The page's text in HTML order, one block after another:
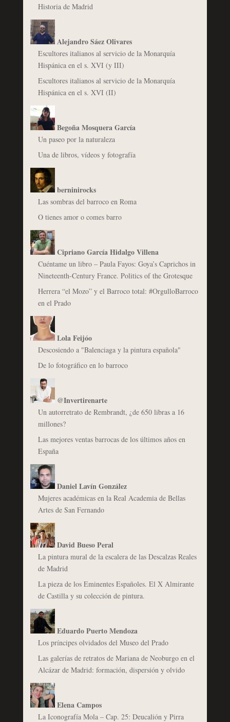
Historia de Madrid
Alejandro Sáez Olivares
Escultores italianos al servicio de la Monarquía
Hispánica en el s. XVI (y III)
Escultores italianos al servicio de la Monarquía
Hispánica en el s. XVI (II)
Begoña Mosquera García
Un paseo por la naturaleza
Una de libros, vídeos y fotografía
berninirocks
Las sombras del barroco en Roma
O tienes amor o comes barro
Cipriano García Hidalgo Villena
Cuéntame un libro – Paula Fayos: Goya’s Caprichos in
Nineteenth-Century France. Politics of the Grotesque
Herrera “el Mozo” y el Barroco total: #OrgulloBarroco
en el Prado
Lola Feijóo
Descosiendo a "Balenciaga y la pintura española"
De lo fotográfico en lo barroco
@Invertirenarte
Un autorretrato de Rembrandt, ¿de 650 libras a 16
millones?
Las mejores ventas barrocas de los últimos años en
España
Daniel Lavín González
Mujeres académicas en la Real Academia de Bellas
Artes de San Fernando
David Bueso Peral
La pintura mural de la escalera de las Descalzas Reales
de Madrid
La pieza de los Eminentes Españoles. El X Almirante
de Castilla y su colección de pintura.
Eduardo Puerto Mendoza
Los príncipes olvidados del Museo del Prado
Las galerías de retratos de Mariana de Neoburgo en el
Alcázar de Madrid: formación, dispersión y olvido
Elena Campos
La Iconografía Mola – Cap. 25: Deucalión y Pirra